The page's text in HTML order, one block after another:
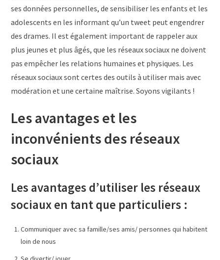
ses données personnelles, de sensibiliser les enfants et les
adolescents en les informant qu’un tweet peut engendrer
des drames. Il est également important de rappeler aux
plus jeunes et plus âgés, que les réseaux sociaux ne doivent
pas empêcher les relations humaines et physiques. Les
réseaux sociaux sont certes des outils à utiliser mais avec
modération et une certaine maîtrise. Soyons vigilants !
Les avantages et les
inconvénients des réseaux
sociaux
Les avantages d’utiliser les réseaux
sociaux en tant que particuliers :
Communiquer avec sa famille/ses amis/ personnes qui habitent
loin de nous